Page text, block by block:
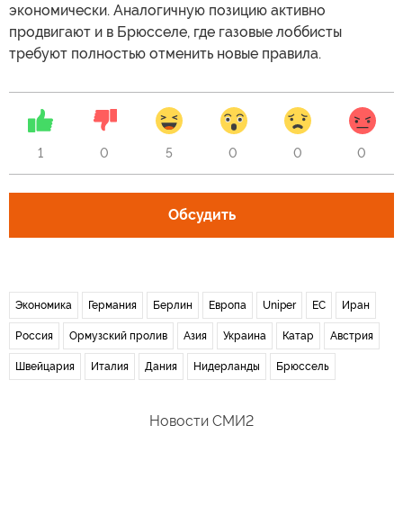
экономически. Аналогичную позицию активно
продвигают и в Брюсселе, где газовые лоббисты
требуют полностью отменить новые правила.
1 0 5 0 0 0
Обсудить
Экономика Германия Берлин Европа Uniper ЕС Иран
Россия Ормузский пролив Азия Украина Катар Австрия
Швейцария Италия Дания Нидерланды Брюссель
Новости СМИ2